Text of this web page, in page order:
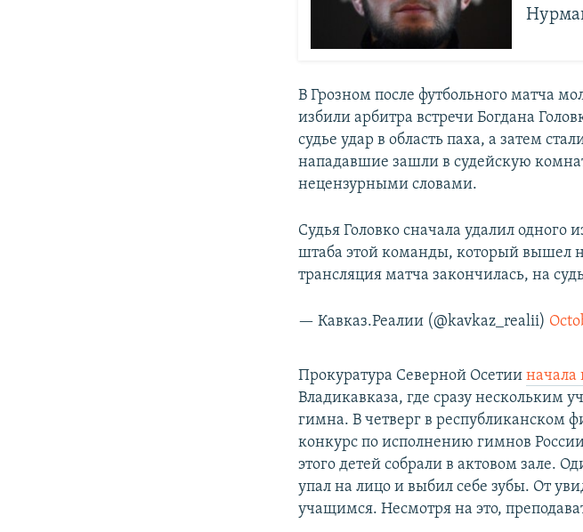
В Грозном после футбольного матча
избили арбитра встречи Богдана
судье удар в область паха, а затем
нападавшие зашли в судейскую
нецензурными словами.
Судья Головко сначала удалил одного
штаба этой команды, который вышел
трансляция матча закончилась, на
— Кавказ.Реалии (@kavkaz_realii)
Прокуратура Северной Осетииначала
Владикавказа, где сразу нескольким
гимна. В четверг в республиканском
конкурс по исполнению гимнов
этого детей собрали в актовом зале.
упал на лицо и выбил себе зубы. От
учащимся. Несмотря на это,